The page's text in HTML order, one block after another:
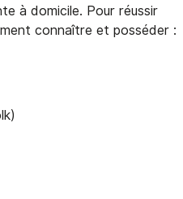
à domicile. Pour réussir
connaître et posséder :